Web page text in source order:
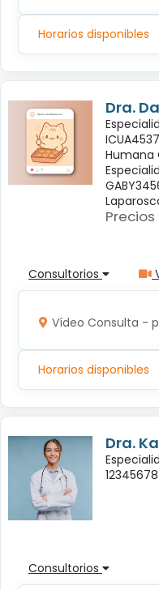
Horarios disponibles
Dra.
Humana
Consultorios
Vídeo Consulta -
Horarios disponibles
Dra.
12345678
Consultorios